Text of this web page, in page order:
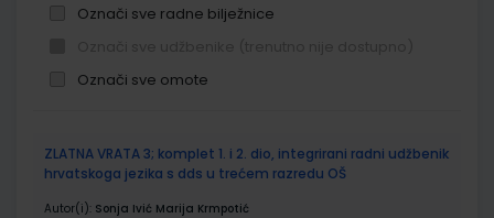
Označi sve radne bilježnice
Označi sve omote
proizvodi
ZLATNA VRATA 3; komplet 1. i 2. dio, integrirani radni udžbenik
hrvatskoga jezika s dds u trećem razredu OŠ
Autor(i): Sonja Ivić Marija Krmpotić